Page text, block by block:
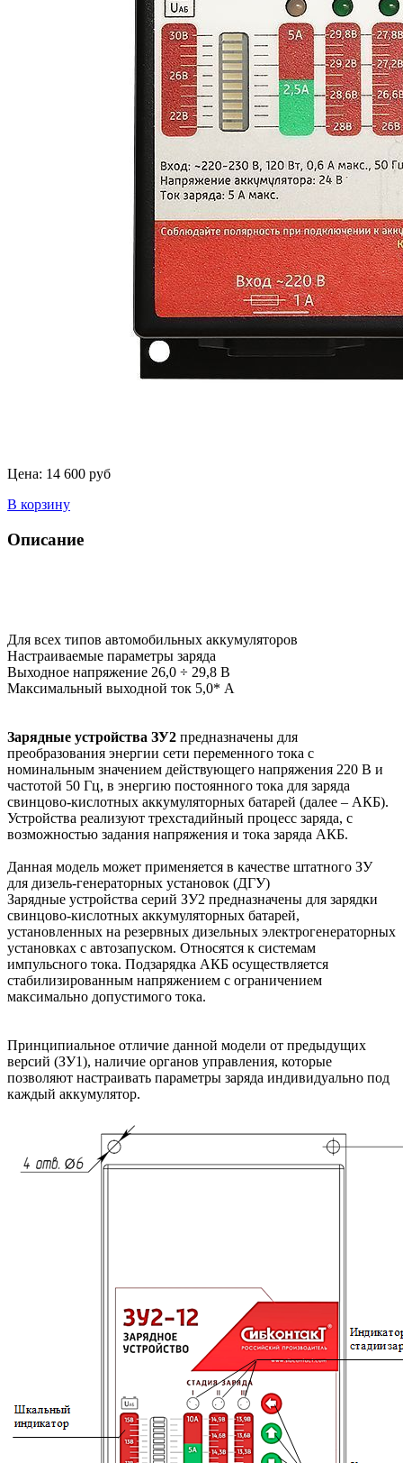
Цена: 14 600 руб
В корзину
Описание
Для всех типов автомобильных аккумуляторов
Настраиваемые параметры заряда
Выходное напряжение 26,0 ÷ 29,8 В
Максимальный выходной ток 5,0* А
Зарядные устройства ЗУ2 предназначены для
преобразования энергии сети переменного тока с
номинальным значением действующего напряжения 220 В и
частотой 50 Гц, в энергию постоянного тока для заряда
свинцово-кислотных аккумуляторных батарей (далее – АКБ).
Устройства реализуют трехстадийный процесс заряда, с
возможностью задания напряжения и тока заряда АКБ.
Данная модель может применяется в качестве штатного ЗУ
для дизель-генераторных установок (ДГУ)
Зарядные устройства серий ЗУ2 предназначены для зарядки
свинцово-кислотных аккумуляторных батарей,
установленных на резервных дизельных электрогенераторных
установках с автозапуском. Относятся к системам
импульсного тока. Подзарядка АКБ осуществляется
стабилизированным напряжением с ограничением
максимально допустимого тока.
Принципиальное отличие данной модели от предыдущих
версий (ЗУ1), наличие органов управления, которые
позволяют настраивать параметры заряда индивидуально под
каждый аккумулятор.